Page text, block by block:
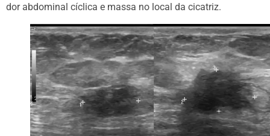
dor abdominal cíclica e massa no local da cicatriz.